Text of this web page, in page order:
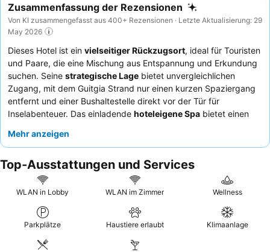
Zusammenfassung der Rezensionen
Von KI zusammengefasst aus 400+ Rezensionen · Letzte Aktualisierung: 29
May 2026
Dieses Hotel ist ein vielseitiger Rückzugsort, ideal für Touristen
und Paare, die eine Mischung aus Entspannung und Erkundung
suchen. Seine strategische Lage bietet unvergleichlichen
Zugang, mit dem Guitgia Strand nur einen kurzen Spaziergang
entfernt und einer Bushaltestelle direkt vor der Tür für
Inselabenteuer. Das einladende hoteleigene Spa bietet einen
ereignisreichen Tag. Gäste loben durchweg das
frischem lokalen Fisch und hausgemachten
Frühstücksleckereien. Für das beste Erlebnis empfiehlt es sich,
ein Superior-Zimmer für mehr Platz und eine bessere Aussicht
Mehr anzeigen
Top-Ausstattungen und Services
WLAN in Lobby WLAN im Zimmer Wellness
Parkplätze Haustiere erlaubt Klimaanlage